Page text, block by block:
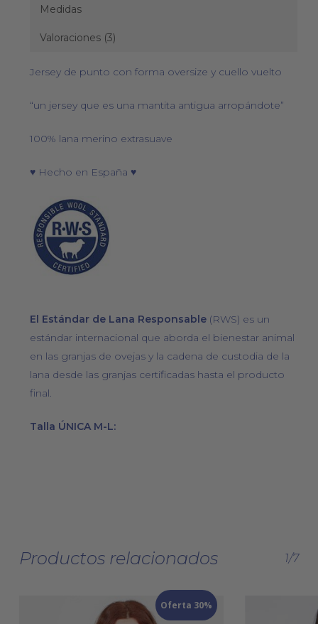
Medidas
Valoraciones (3)
Jersey de punto con forma oversize y cuello vuelto
“un jersey que es una mantita antigua arropándote”
100% lana merino extrasuave
♥ Hecho en España ♥
El Estándar de Lana Responsable(RWS) es un
estándar internacional que aborda el bienestar animal
en las granjas de ovejas y la cadena de custodia de la
lana desde las granjas certificadas hasta el producto
final.
Talla ÚNICA M-L:
Productos relacionados 1/7
Oferta 30%